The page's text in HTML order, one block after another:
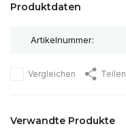
Produktdaten
Artikelnummer:
Vergleichen Teilen
Verwandte Produkte